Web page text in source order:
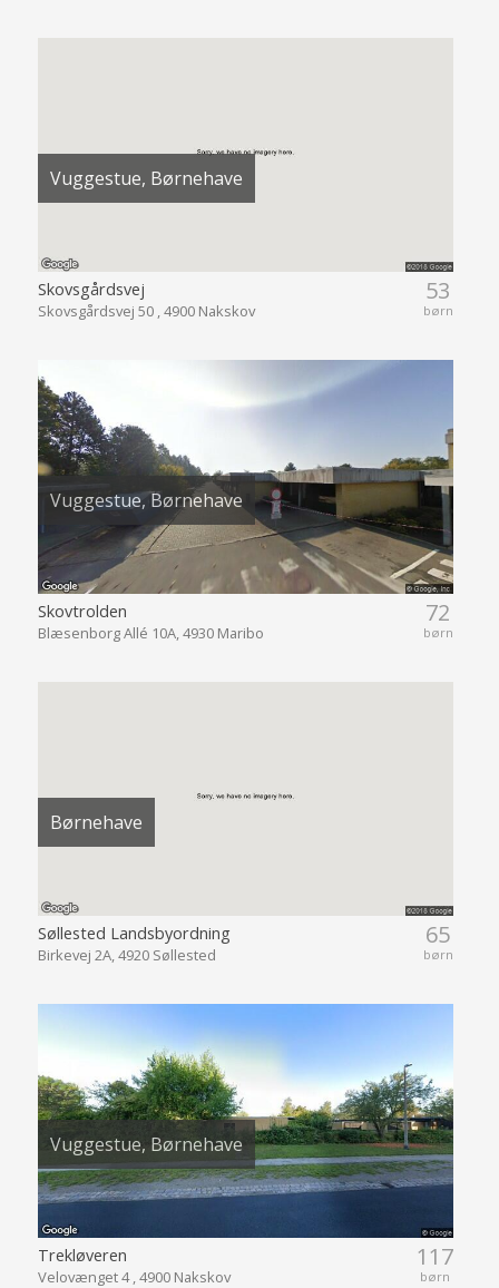
Vuggestue, Børnehave
53
børn
Skovsgårdsvej
Skovsgårdsvej 50 , 4900 Nakskov
Vuggestue, Børnehave
72
børn
Skovtrolden
Blæsenborg Allé 10A, 4930 Maribo
Børnehave
65
børn
Søllested Landsbyordning
Birkevej 2A, 4920 Søllested
Vuggestue, Børnehave
117
børn
Trekløveren
Velovænget 4 , 4900 Nakskov